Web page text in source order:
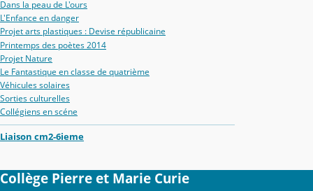
Dans la peau de L'ours
L'Enfance en danger
Projet arts plastiques : Devise républicaine
Printemps des poètes 2014
Projet Nature
Le Fantastique en classe de quatrième
Véhicules solaires
Sorties culturelles
Collégiens en scéne
Liaison cm2-6ieme
Collège Pierre et Marie Curie